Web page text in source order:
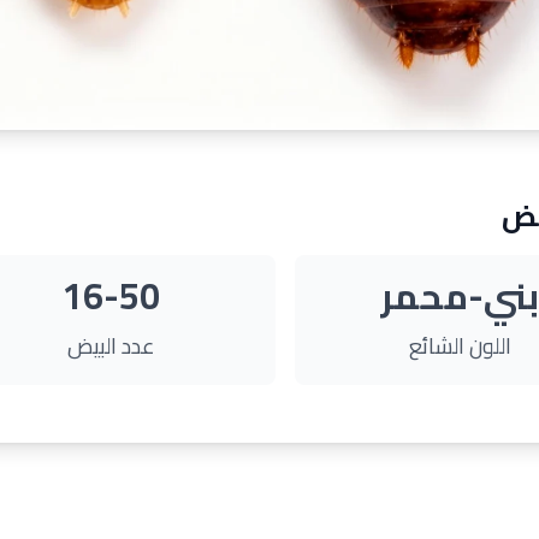
بني-محمر
اللون الشائع
16-50
عدد البيض